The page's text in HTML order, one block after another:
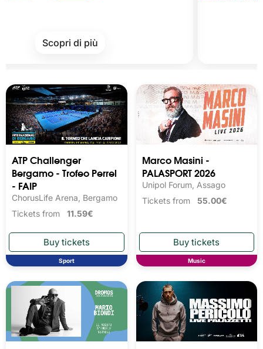
ATP Challenger
Bergamo - Trofeo Perrel
- FAIP
ChorusLife Arena, Bergamo
Tickets from 11.59€
Sport
Marco Masini -
PALASPORT 2026
Unipol Forum, Assago
Tickets from 55.00€
Music
Scopri di più